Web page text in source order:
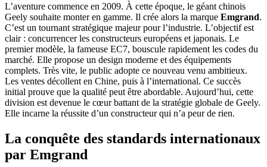
L’aventure commence en 2009. À cette époque, le géant chinois
Geely souhaite monter en gamme. Il crée alors la marque Emgrand.
C’est un tournant stratégique majeur pour l’industrie. L’objectif est
clair : concurrencer les constructeurs européens et japonais. Le
premier modèle, la fameuse EC7, bouscule rapidement les codes du
marché. Elle propose un design moderne et des équipements
complets. Très vite, le public adopte ce nouveau venu ambitieux.
Les ventes décollent en Chine, puis à l’international. Ce succès
initial prouve que la qualité peut être abordable. Aujourd’hui, cette
division est devenue le cœur battant de la stratégie globale de Geely.
Elle incarne la réussite d’un constructeur qui n’a peur de rien.
La conquête des standards internationaux
par Emgrand